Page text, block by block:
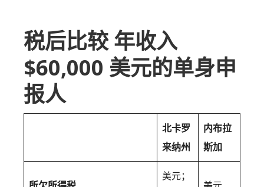
税后比较 年收入
$60,000 美元的单身申
报人
北卡罗
来纳州
内布拉
斯加
美元；